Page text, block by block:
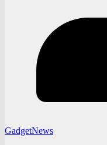
GadgetNews